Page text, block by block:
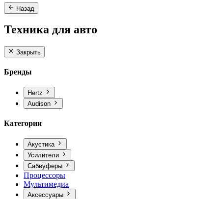
Назад
Техника для авто
Закрыть
Бренды
Hertz
Audison
Категории
Акустика
Усилители
Сабвуферы
Процессоры
Мультимедиа
Аксессуары